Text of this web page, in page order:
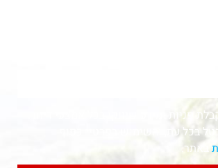
פניות ומידע שיווקי בכל אמצעי דיוור.
בכל עת, והשימוש בפרטיי כפוף
באתר.